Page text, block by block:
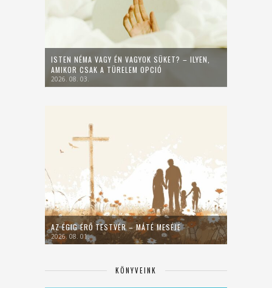
ISTEN NÉMA VAGY ÉN VAGYOK SÜKET? – ILYEN,
AMIKOR CSAK A TÜRELEM OPCIÓ
2026. 08. 03.
AZ ÉGIG ÉRŐ TESTVÉR – MÁTÉ MESÉJE
2026. 08. 01.
KÖNYVEINK